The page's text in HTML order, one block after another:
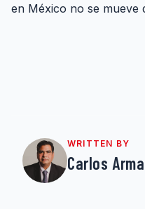
en México no se mueve
WRITTEN BY
Carlos